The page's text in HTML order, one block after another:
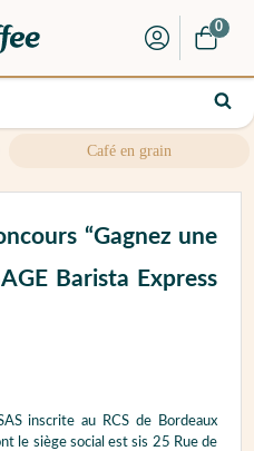
Café en grain
0
“Gagnez une
Barista Express
inscrite au RCS de Bordeaux
le siège social est sis 25 Rue de